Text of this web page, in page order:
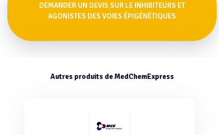
DEMANDER UN DEVIS SUR LE INHIBITEURS ET
AGONISTES DES VOIES ÉPIGÉNÉTIQUES
Autres produits de MedChemExpress